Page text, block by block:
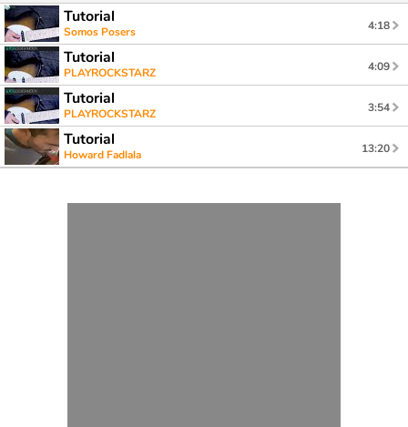
Tutorial
Somos Posers 4:18
Tutorial
PLAYROCKSTARZ 4:09
Tutorial
PLAYROCKSTARZ 3:54
Tutorial
Howard Fadlala 13:20